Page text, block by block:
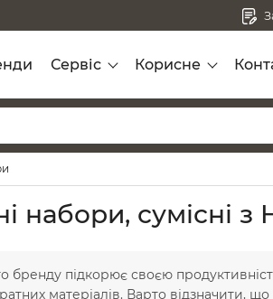
Сервіс Корисне
набори, сумісні з
бренду підкорює своєю
матеріалів. Варто відзначити,